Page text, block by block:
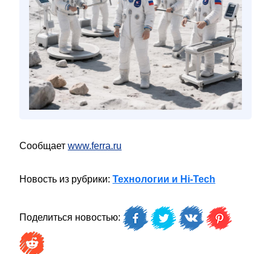
Сообщает www.ferra.ru
Новость из рубрики: Технологии и Hi-Tech
Поделиться новостью: